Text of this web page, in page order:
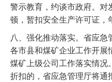
警示教育，约谈市政府。
顿，暂扣安全生产许可证，
八、强化推动落实。省应
各市县和煤矿企业工作开展
煤矿上级公司工作落实情
折扣的，省应急管理厅将通